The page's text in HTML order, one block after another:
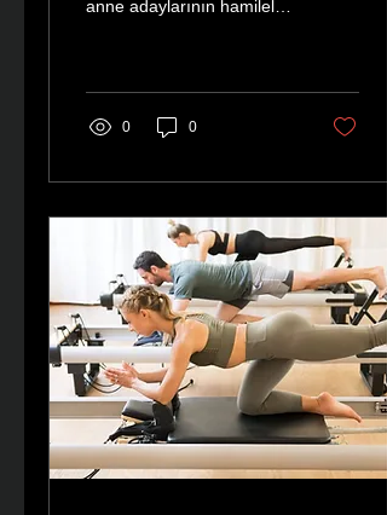
anne adaylarının hamilelik
0 0